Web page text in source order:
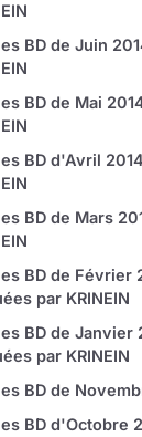
BD de Juin
BD de Mai
BD d'Avril
BD de Mars
BD de Février
par KRINEIN
BD de Janvier
par KRINEIN
BD de
BD d'Octobre